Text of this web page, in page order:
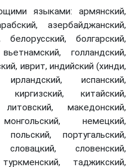
языками: армянский,
азербайджанский,
болгарский,
голландский,
иврит, индийский (хинди,
испанский,
киргизский, китайский,
македонский,
монгольский, немецкий,
португальский,
словенский,
таджикский,